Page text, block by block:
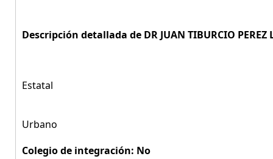
Descripción detallada de DR JUAN TIBURCIO PEREZ
Estatal
Urbano
Colegio de integración: No